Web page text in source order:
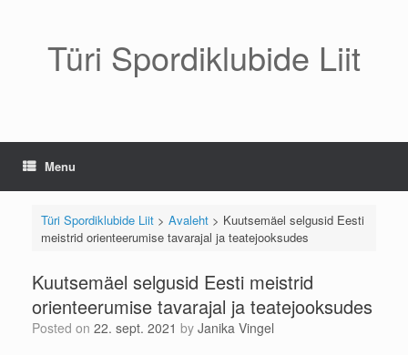
Türi Spordiklubide Liit
Menu
Türi Spordiklubide Liit> Avaleht> Kuutsemäel selgusid Eesti
meistrid orienteerumise tavarajal ja teatejooksudes
Kuutsemäel selgusid Eesti meistrid
orienteerumise tavarajal ja teatejooksudes
Posted on 22. sept. 2021 by Janika Vingel